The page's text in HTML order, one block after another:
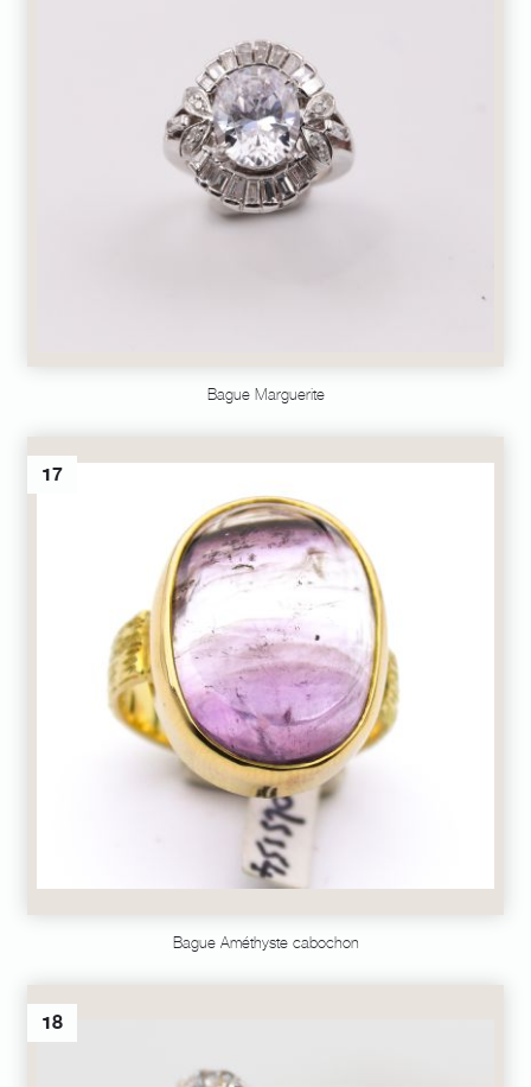
Bague Marguerite
17
Bague Améthyste cabochon
18